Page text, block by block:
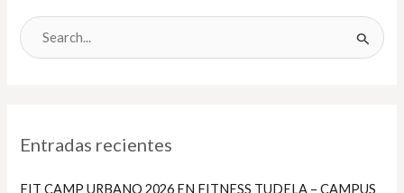
B
a
Entradas recientes
FIT CAMP URBANO 2026 EN FITNESS TUDELA – CAMPUS